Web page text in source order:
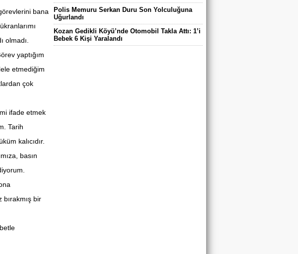
Polis Memuru Serkan Duru Son Yolculuğuna
Uğurlandı
Kozan Gedikli Köyü’nde Otomobil Takla Attı: 1’i
Bebek 6 Kişi Yaralandı
bana
olmadı.
yaptığım
etmediğim
çok
ifade etmek
Tarih
kalıcıdır.
basın
bir